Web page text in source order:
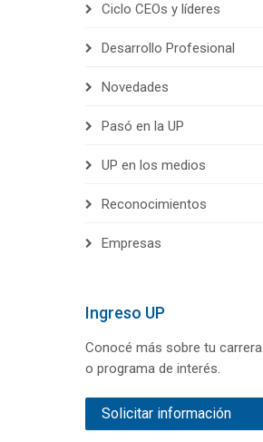
Ciclo CEOs y líderes
Desarrollo Profesional
Novedades
Pasó en la UP
UP en los medios
Reconocimientos
Empresas
Ingreso UP
Conocé más sobre tu carrera
o programa de interés.
Solicitar información